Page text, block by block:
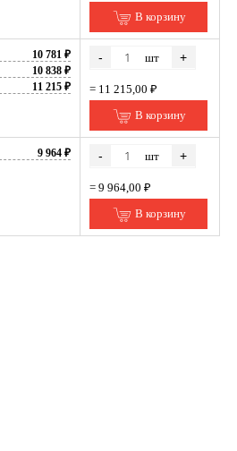
В корзину
10 781 ₽
10 838 ₽
11 215 ₽
- шт +
= 11 215,00 ₽
В корзину
9 964 ₽ - шт +
= 9 964,00 ₽
В корзину